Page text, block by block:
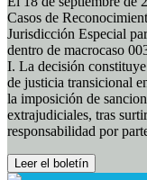
Casos de
Jurisdicción Especial
dentro de macrocaso
I. La decisión
de justicia transicional
la imposición de
extrajudiciales, tras
responsabilidad por
Leer el boletín